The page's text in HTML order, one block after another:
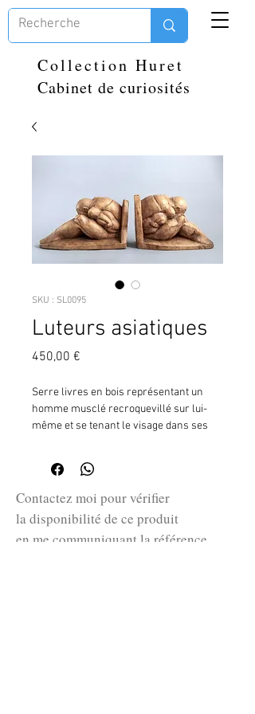
Collection Huret
Cabinet de curiosités
SKU : SL0095
Luteurs asiatiques
450,00 €
Serre livres en bois représentant un
homme musclé recroquevillé sur lui-
même et se tenant le visage dans ses
H: 20 cm - 34 cm x 15 cm
Contactez moi pour vérifier
la disponibilité de ce produit
en me communiquant la référence